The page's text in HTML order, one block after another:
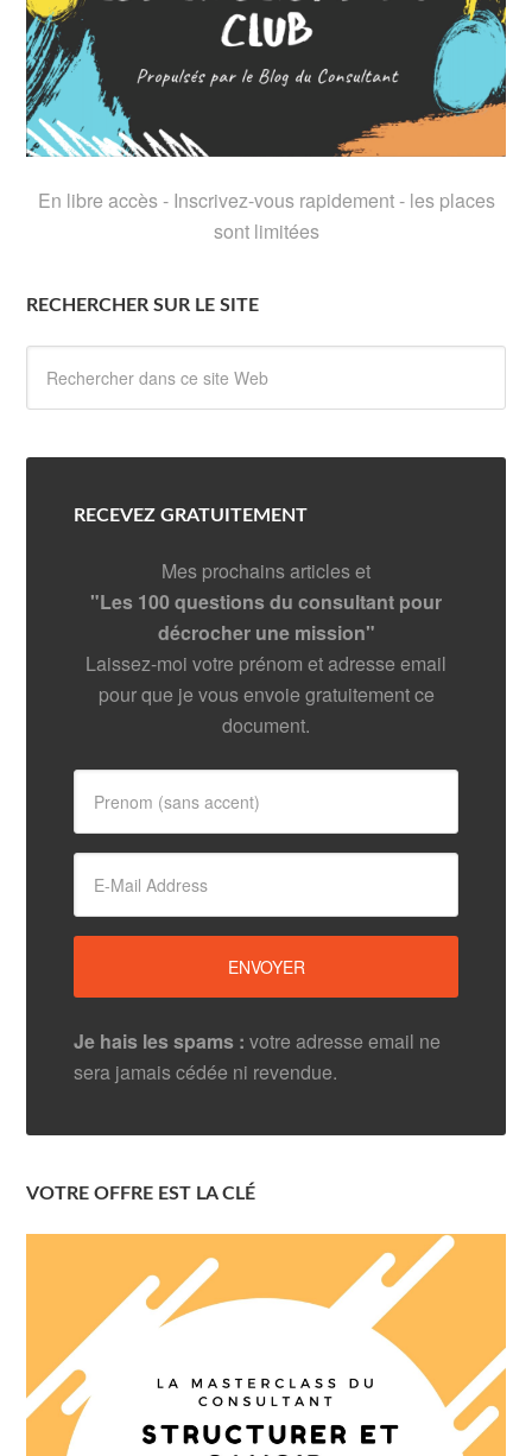
En libre accès - Inscrivez-vous rapidement - les places
sont limitées
RECHERCHER SUR LE SITE
RECEVEZ GRATUITEMENT
Mes prochains articles et
"Les 100 questions du consultant pour
décrocher une mission"
Laissez-moi votre prénom et adresse email
pour que je vous envoie gratuitement ce
document.
Je hais les spams : votre adresse email ne
sera jamais cédée ni revendue.
VOTRE OFFRE EST LA CLÉ